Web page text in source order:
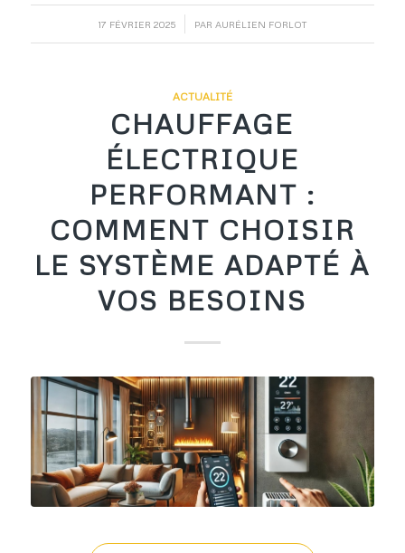
17 FÉVRIER 2025
/ PAR AURÉLIEN FORLOT
ACTUALITÉ
CHAUFFAGE
ÉLECTRIQUE
PERFORMANT :
COMMENT CHOISIR
LE SYSTÈME ADAPTÉ À
VOS BESOINS